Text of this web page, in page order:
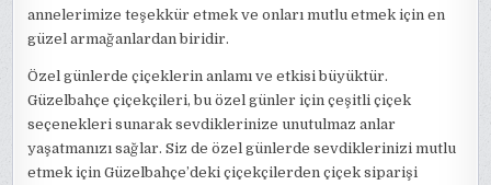
annelerimize teşekkür etmek ve onları mutlu etmek için en
güzel armağanlardan biridir.
Özel günlerde çiçeklerin anlamı ve etkisi büyüktür.
Güzelbahçe çiçekçileri, bu özel günler için çeşitli çiçek
seçenekleri sunarak sevdiklerinize unutulmaz anlar
yaşatmanızı sağlar. Siz de özel günlerde sevdiklerinizi mutlu
etmek için Güzelbahçe’deki çiçekçilerden çiçek siparişi